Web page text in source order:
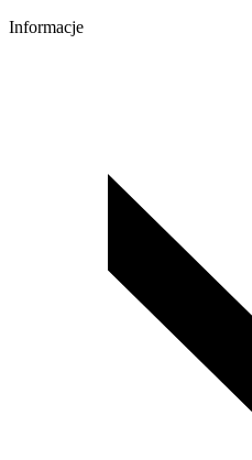
Informacje